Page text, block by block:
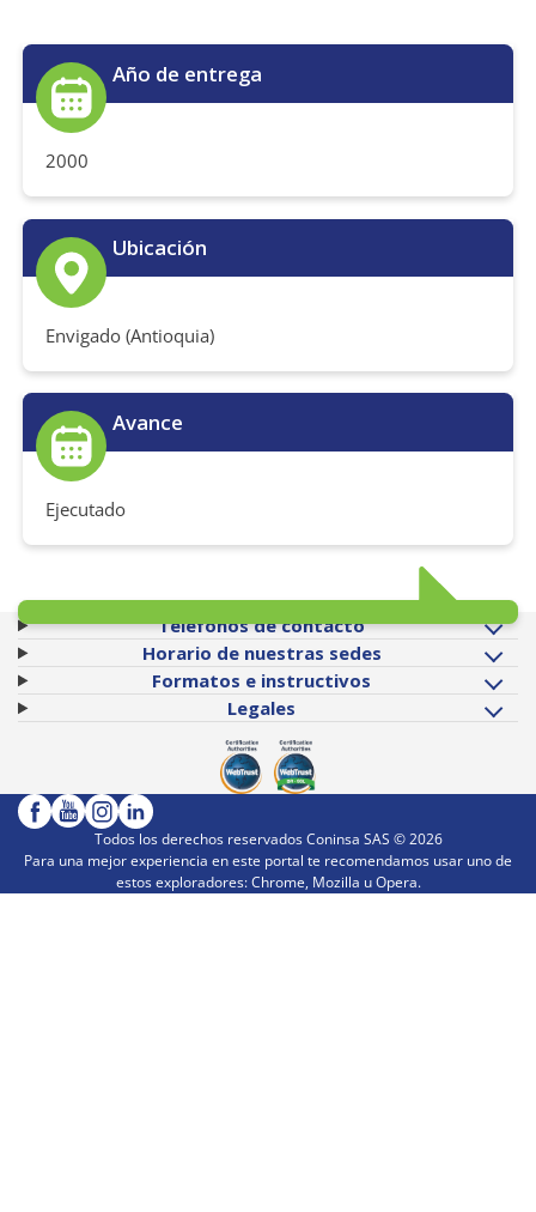
Año de entrega
2000
Ubicación
Envigado (Antioquia)
Avance
Ejecutado
Teléfonos de contacto
Horario de nuestras sedes
Formatos e instructivos
Legales
Todos los derechos reservados Coninsa SAS ©2026
Para una mejor experiencia en este portal te recomendamos usar uno de
estos exploradores: Chrome, Mozilla u Opera.